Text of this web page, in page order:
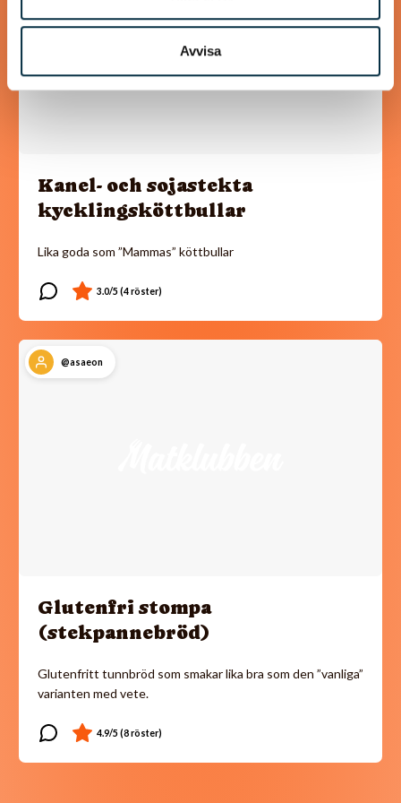
Avvisa
Kanel- och sojastekta
kycklingsköttbullar
Lika goda som ”Mammas” köttbullar
@asaeon
Glutenfri stompa
(stekpannebröd)
Glutenfritt tunnbröd som smakar lika bra som den ”vanliga”
varianten med vete.